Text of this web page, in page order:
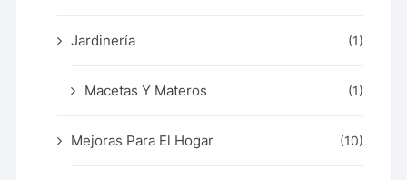
Jardinería (1)
Macetas Y Materos (1)
Mejoras Para El Hogar (10)